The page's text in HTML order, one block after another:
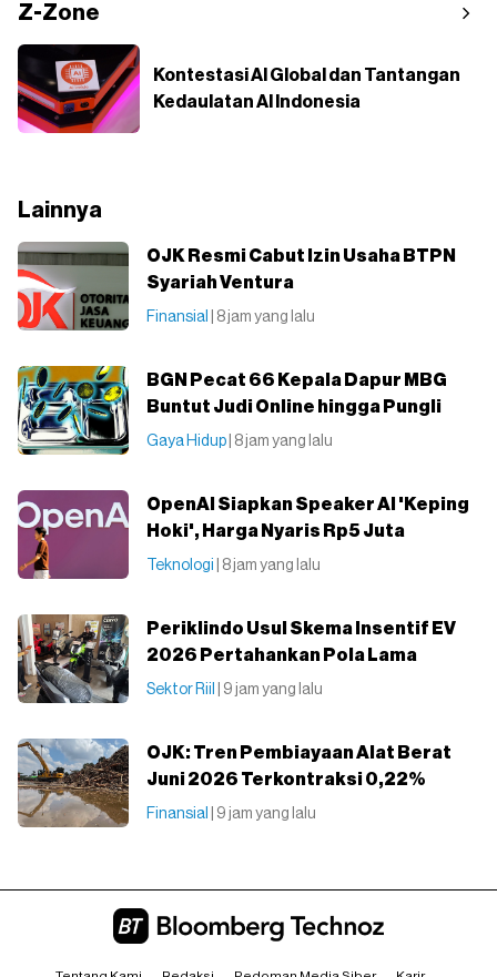
Z-Zone
Kontestasi AI Global dan Tantangan
Kedaulatan AI Indonesia
Lainnya
OJK Resmi Cabut Izin Usaha BTPN
Syariah Ventura
Finansial | 8 jam yang lalu
BGN Pecat 66 Kepala Dapur MBG
Buntut Judi Online hingga Pungli
Gaya Hidup | 8 jam yang lalu
OpenAI Siapkan Speaker AI 'Keping
Hoki', Harga Nyaris Rp5 Juta
Teknologi | 8 jam yang lalu
Periklindo Usul Skema Insentif EV
2026 Pertahankan Pola Lama
Sektor Riil | 9 jam yang lalu
OJK: Tren Pembiayaan Alat Berat
Juni 2026 Terkontraksi 0,22%
Finansial | 9 jam yang lalu